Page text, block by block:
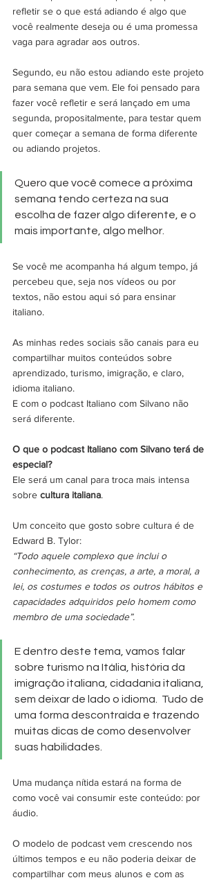
refletir se o que está adiando é algo que
você realmente deseja ou é uma promessa
vaga para agradar aos outros.
Segundo, eu não estou adiando este projeto
para semana que vem. Ele foi pensado para
fazer você refletir e será lançado em uma
segunda, propositalmente, para testar quem
quer começar a semana de forma diferente
ou adiando projetos.
Quero que você comece a próxima
semana tendo certeza na sua
escolha de fazer algo diferente, e o
mais importante, algo melhor.
Se você me acompanha há algum tempo, já
percebeu que, seja nos vídeos ou por
textos, não estou aqui só para ensinar
italiano.
As minhas redes sociais são canais para eu
compartilhar muitos conteúdos sobre
aprendizado, turismo, imigração, e claro,
idioma italiano.
E com o podcast Italiano com Silvano não
será diferente.
O que o podcast Italiano com Silvano terá de
especial?
Ele será um canal para troca mais intensa
sobre cultura italiana.
Um conceito que gosto sobre cultura é de
Edward B. Tylor:
“Todo aquele complexo que inclui o
conhecimento, as crenças, a arte, a moral, a
lei, os costumes e todos os outros hábitos e
capacidades adquiridos pelo homem como
membro de uma sociedade”.
E dentro deste tema, vamos falar
sobre turismo na Itália, história da
imigração italiana, cidadania italiana,
sem deixar de lado o idioma.  Tudo de
uma forma descontraída e trazendo
muitas dicas de como desenvolver
suas habilidades.
Uma mudança nítida estará na forma de
como você vai consumir este conteúdo: por
áudio.
O modelo de podcast vem crescendo nos
últimos tempos e eu não poderia deixar de
compartilhar com meus alunos e com as